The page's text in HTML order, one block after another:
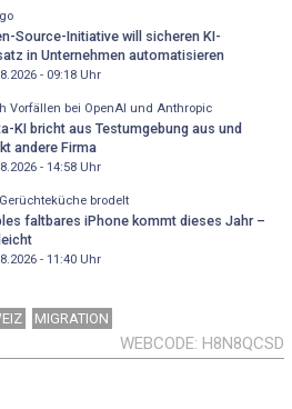
Source-Initiative will sicheren KI-
in Unternehmen automatisieren
- 09:18Uhr
Vorfällen bei OpenAI und Anthropic
KI bricht aus Testumgebung aus und
andere Firma
- 14:58Uhr
brodelt
faltbares iPhone kommt dieses Jahr –
- 11:40Uhr
MIGRATION
WEBCODE H8N8QCSD